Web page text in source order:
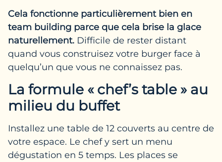
Cela fonctionne particulièrement bien en
team building parce que cela brise la glace
naturellement. Difficile de rester distant
quand vous construisez votre burger face à
quelqu’un que vous ne connaissez pas.
La formule « chef’s table » au
milieu du buffet
Installez une table de 12 couverts au centre de
votre espace. Le chef y sert un menu
dégustation en 5 temps. Les places se